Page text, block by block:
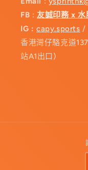
FB :友誠印務 x 水
IG : capy.sports /
香港灣仔駱克道
站A1出口)